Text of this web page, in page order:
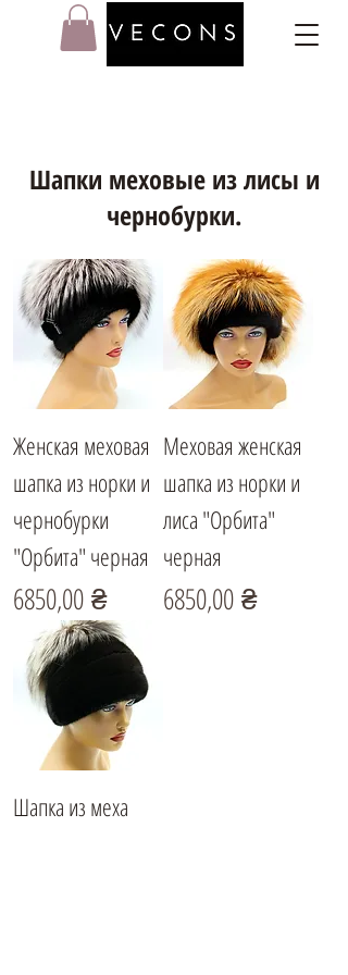
Шапки меховые из лисы и
чернобурки.
Женская меховая
шапка из норки и
чернобурки
"Орбита" черная
Цена
6850,00 ₴
Меховая женская
шапка из норки и
лиса "Орбита"
черная
Цена
6850,00 ₴
Шапка из меха